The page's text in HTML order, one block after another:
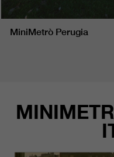
MiniMetrò Perugia